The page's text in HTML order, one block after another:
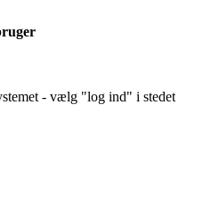
- vælg "log ind" i stedet